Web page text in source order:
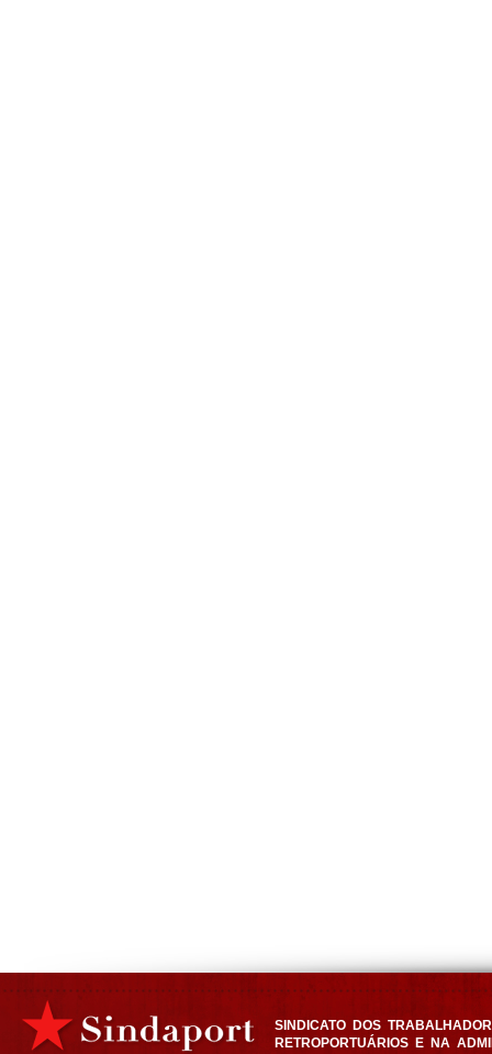
SINDICATO DOS
RETROPORTUÁRIOS E NA